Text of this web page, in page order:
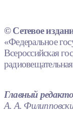
© Сетевое
«Федеральное
Всероссийская
Главный
А. А.